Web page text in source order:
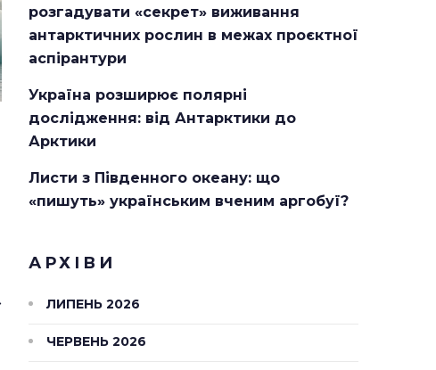
розгадувати «секрет» виживання
антарктичних рослин в межах проєктної
аспірантури
Україна розширює полярні
дослідження: від Антарктики до
Арктики
Листи з Південного океану: що
«пишуть» українським вченим аргобуї?
АРХІВИ
ЛИПЕНЬ 2026
ЧЕРВЕНЬ 2026